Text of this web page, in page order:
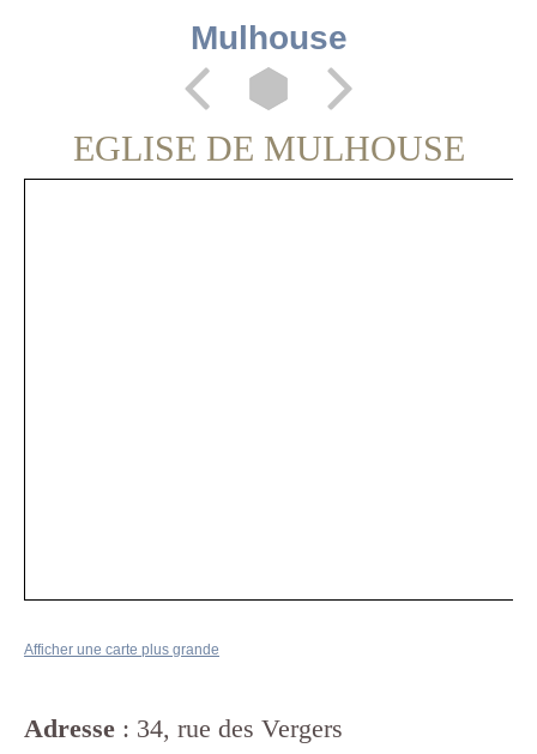
Mulhouse
EGLISE DE MULHOUSE
Afficher une carte plus grande
Adresse : 34, rue des Vergers